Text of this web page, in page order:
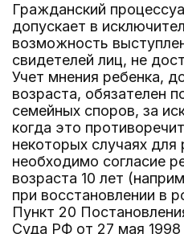
Гражданский
допускает в
возможность
свидетелей лиц, не
Учет мнения ребенка,
возраста, обязателен
семейных споров, за
когда это
некоторых случаях
необходимо согласие
возраста 10 лет
при восстановлении в
Пункт 20
Суда РФ от 27 мая